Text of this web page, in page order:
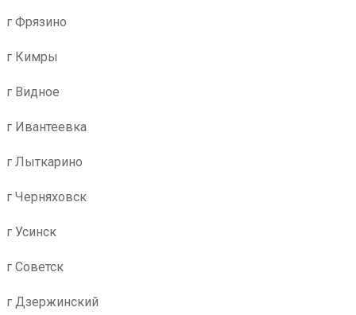
г Фрязино
г Кимры
г Видное
г Ивантеевка
г Лыткарино
г Черняховск
г Усинск
г Советск
г Дзержинский